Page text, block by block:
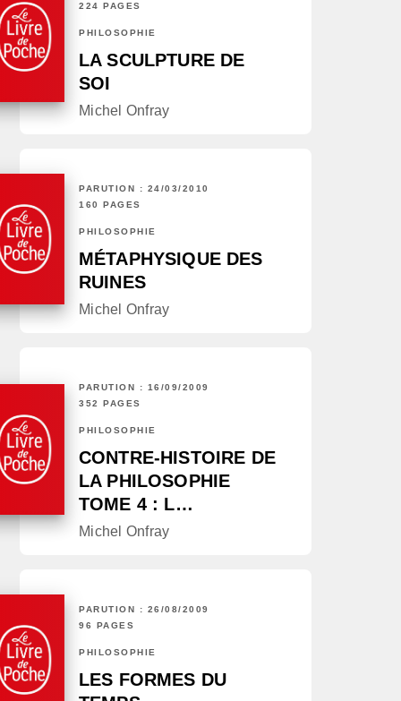
224 PAGES
PHILOSOPHIE
LA SCULPTURE DE
SOI
Michel Onfray
PARUTION : 24/03/2010
160 PAGES
PHILOSOPHIE
MÉTAPHYSIQUE DES
RUINES
Michel Onfray
PARUTION : 16/09/2009
352 PAGES
PHILOSOPHIE
CONTRE-HISTOIRE DE
LA PHILOSOPHIE
TOME 4 : L…
Michel Onfray
PARUTION : 26/08/2009
96 PAGES
PHILOSOPHIE
LES FORMES DU